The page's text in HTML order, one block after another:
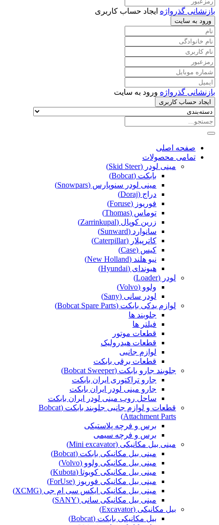
بازنشانی گذرواژه ایجاد حساب کاربری
ورود به سایت
بازنشانی گذرواژه ورود به سایت
ایجاد حساب کاربری
صفحه اصلی
تمامی محصولات
مینی لودر (Skid Steer)
بابکت (Bobcat)
مینی لودر سنوپارس (Snowpars)
دراج (Doraj)
فوریوز (Foruse)
توماس (Thomas)
زرین کوپال (Zarrinkupal)
سانوارد (Sunward)
کاترپیلار (Caterpillar)
کیس (Case)
نیو هلند (New Holland)
هیوندای (Hyundai)
لودر (Loader)
ولوو (Volvo)
لودر سانی (Sany)
لوازم یدکی بابکت (Bobcat Spare Parts)
جلوبند ها
فیلتر ها
قطعات موتور
قطعات هیدرولیک
لوازم جانبی
قطعات برقی بابکت
جلوبند جارو بابکت (Bobcat Sweeper)
جارو تراکتوری ایران بابکت
جارو مینی لودر ایران بابکت
ساحل روب مینی لودر ایران بابکت
قطعات و لوازم جانبی جلوبند بابکت (Bobcat
Attachment Parts)
برس و فرچه پلاستیکی
برس و فرچه سیمی
مینی بیل مکانیکی (Mini excavator)
مینی بیل مکانیکی بابکت (Bobcat)
مینی بیل مکانیکی ولوو (Volvo)
مینی بیل مکانیکی کوبوتا (Kubota)
مینی بیل مکانیکی فوریوز (ForUse)
مینی بیل مکانیکی ایکس سی ام جی (XCMG)
مینی بیل مکانیکی سانی (SANY)
بیل مکانیکی (Excavator)
بیل مکانیکی بابکت (Bobcat)